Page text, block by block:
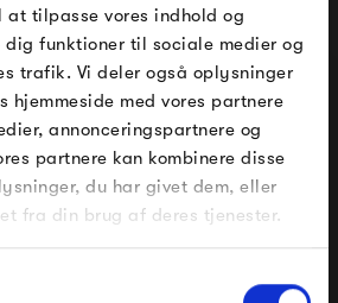
at tilpasse vores indhold og
dig funktioner til sociale medier og
trafik. Vi deler også oplysninger
hjemmeside med vores partnere
annonceringspartnere og
partnere kan kombinere disse
du har givet dem, eller
fra din brug af deres tjenester.
fra Normann Copenhagen
fra samme kategori
DIN NÆSTE ORDRE
så sender vi rabatkoden til dig på
er 499 kr. for at indløse
fra Fermob, File Under